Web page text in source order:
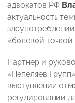
адвокатов РФ
актуальность
«болевой точкой
Партнер и
«Пепеляев Групп»
выступлении
регулировании